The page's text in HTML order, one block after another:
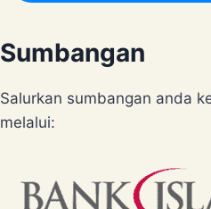
Sumbangan
Salurkan sumbangan anda
melalui: